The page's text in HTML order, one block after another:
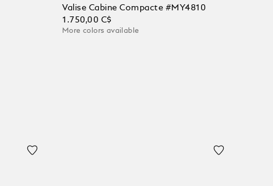
Valise Cabine Compacte #MY4810
1.750,00 C$
More colors available